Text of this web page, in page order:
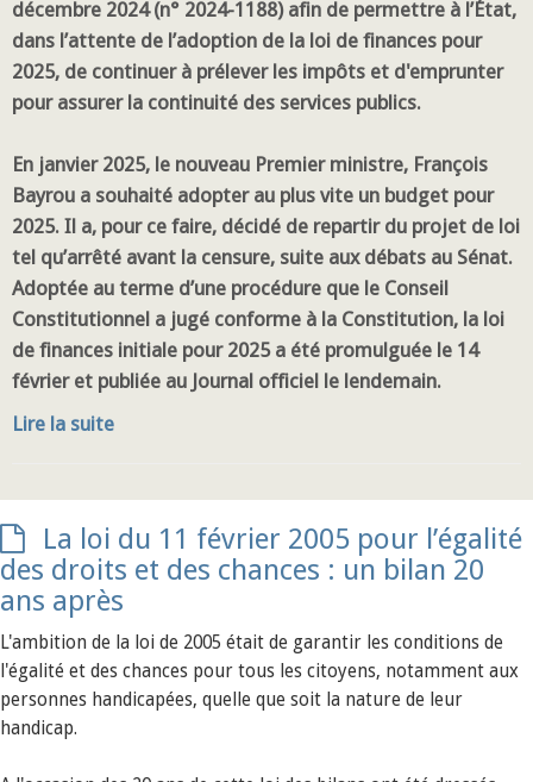
décembre 2024 (n° 2024-1188) afin de permettre à l’État,
dans l’attente de l’adoption de la loi de finances pour
2025, de continuer à prélever les impôts et d'emprunter
pour assurer la continuité des services publics.
En janvier 2025, le nouveau Premier ministre, François
Bayrou a souhaité adopter au plus vite un budget pour
2025. Il a, pour ce faire, décidé de repartir du projet de loi
tel qu’arrêté avant la censure, suite aux débats au Sénat.
Adoptée au terme d’une procédure que le Conseil
Constitutionnel a jugé conforme à la Constitution, la loi
de finances initiale pour 2025 a été promulguée le 14
février et publiée au Journal officiel le lendemain.
Lire la suite
La loi du 11 février 2005 pour l’égalité
des droits et des chances : un bilan 20
ans après
L'ambition de la loi de 2005 était de garantir les conditions de
l'égalité et des chances pour tous les citoyens, notamment aux
personnes handicapées, quelle que soit la nature de leur
handicap.